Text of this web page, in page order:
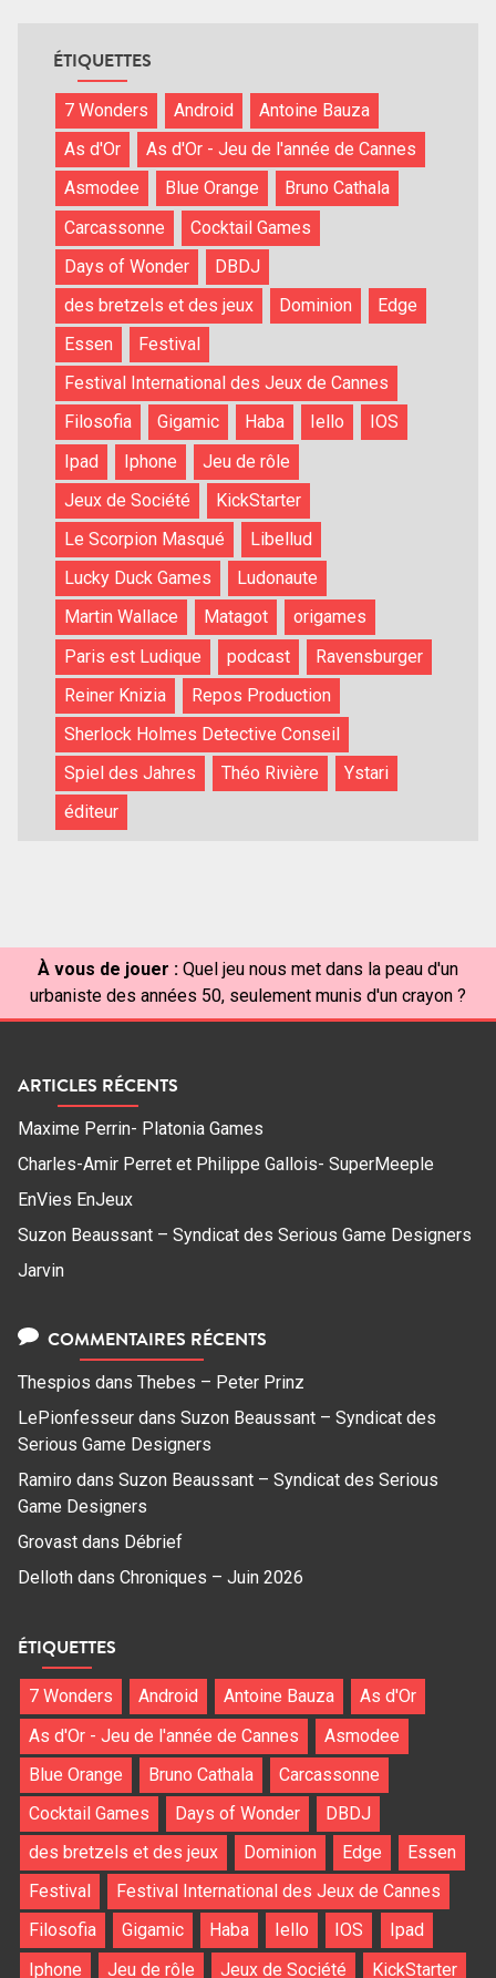
ÉTIQUETTES
7 Wonders Android
Antoine Bauza
As d'Or
As d'Or - Jeu de l'année de Cannes
Asmodee
Blue Orange
Bruno Cathala
Carcassonne
Cocktail Games
Days of Wonder
DBDJ
des bretzels et des jeux
Dominion
Edge
Essen
Festival
Festival International des Jeux de Cannes
Filosofia
Gigamic Haba Iello
IOS
Ipad
Iphone
Jeu de rôle
Jeux de Société
KickStarter
Le Scorpion Masqué
Libellud
Lucky Duck Games
Ludonaute
Martin Wallace
Matagot
origames
Paris est Ludique
podcast
Ravensburger
Reiner Knizia
Repos Production
Sherlock Holmes Detective Conseil
Spiel des Jahres
Théo Rivière
Ystari
éditeur
À vous de jouer : Quel jeu nous met dans la peau d'un
urbaniste des années 50, seulement munis d'un crayon ?
ARTICLES RÉCENTS
Maxime Perrin- Platonia Games
Charles-Amir Perret et Philippe Gallois- SuperMeeple
EnVies EnJeux
Suzon Beaussant – Syndicat des Serious Game Designers
Jarvin
COMMENTAIRES RÉCENTS
Thespios dans Thebes – Peter Prinz
LePionfesseur dans Suzon Beaussant – Syndicat des
Serious Game Designers
Ramiro dans Suzon Beaussant – Syndicat des Serious
Game Designers
Grovast dans Débrief
Delloth dans Chroniques – Juin 2026
ÉTIQUETTES
7 Wonders Android Antoine Bauza
As d'Or
As d'Or - Jeu de l'année de Cannes
Asmodee
Blue Orange
Bruno Cathala
Carcassonne
Cocktail Games
Days of Wonder
DBDJ
des bretzels et des jeux
Dominion Edge
Essen
Festival
Festival International des Jeux de Cannes
Filosofia
Gigamic Haba Iello IOS
Ipad
Iphone
Jeu de rôle Jeux de Société KickStarter